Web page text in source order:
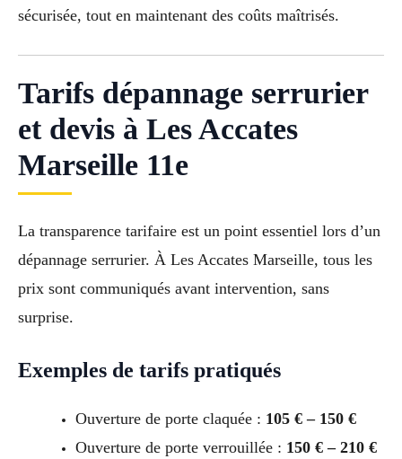
sécurisée, tout en maintenant des coûts maîtrisés.
Tarifs dépannage serrurier
et devis à Les Accates
Marseille 11e
La transparence tarifaire est un point essentiel lors d’un
dépannage serrurier. À Les Accates Marseille, tous les
prix sont communiqués avant intervention, sans
surprise.
Exemples de tarifs pratiqués
Ouverture de porte claquée : 105 € – 150 €
Ouverture de porte verrouillée : 150 € – 210 €